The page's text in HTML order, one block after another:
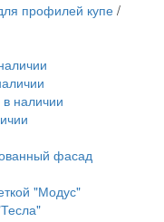
профилей купе /
наличии
фасад
"Модус"